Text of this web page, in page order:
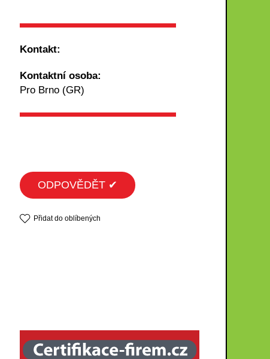
Kontakt:
Kontaktní osoba:
Pro Brno (GR)
ODPOVĚDĚT ✔
Přidat do oblíbených